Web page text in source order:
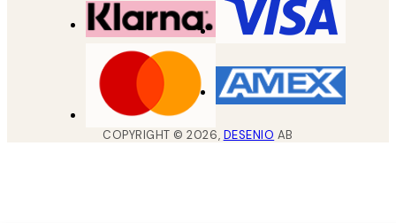
COPYRIGHT ©2026, DESENIO AB